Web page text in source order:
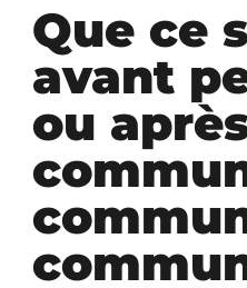
Que ce
avant
ou